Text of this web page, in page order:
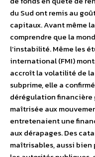
du Sud ont remis au
capitaux. Avant même
comprendre que la
l’instabilité. Même les
international (FMI)
accroît la volatilité de
subprime, elle a
dérégulation financière
maîtrisée aux
entretenaient une
aux dérapages. Des
maîtrisables, aussi bien